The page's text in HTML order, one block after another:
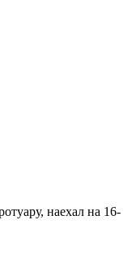
наехал на 16-